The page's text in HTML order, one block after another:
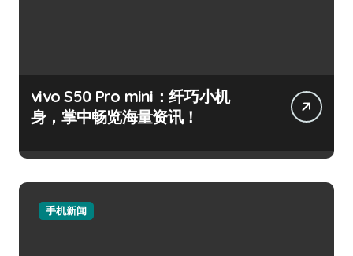
vivo S50 Pro mini：纤巧小机
身，掌中畅览海量资讯！
手机新闻